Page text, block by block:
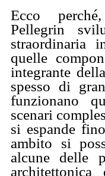
Ecco
Pellegrin
straordinaria
quelle
integrante
spesso di
funzionano
scenari
si espande
ambito si
alcune delle